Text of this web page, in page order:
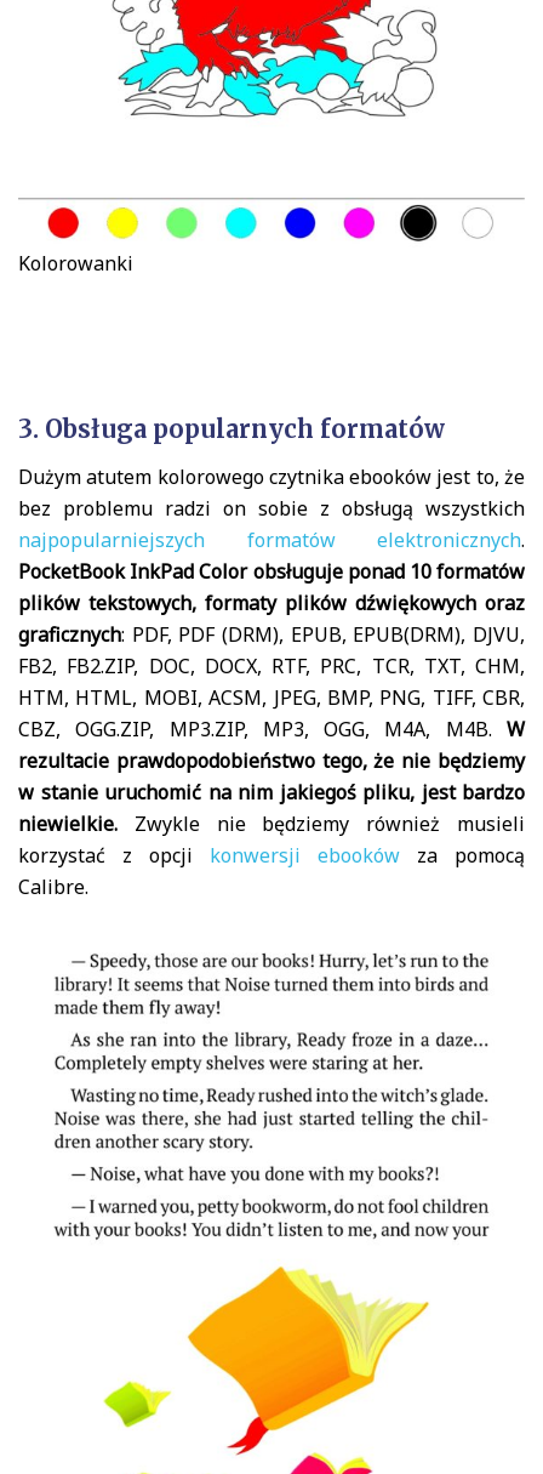
Kolorowanki
3. Obsługa popularnych formatów
Dużym atutem kolorowego czytnika ebooków jest to, że
bez problemu radzi on sobie z obsługą wszystkich
najpopularniejszych formatów elektronicznych.
PocketBook InkPad Color obsługuje ponad 10 formatów
plików tekstowych, formaty plików dźwiękowych oraz
graficznych: PDF, PDF (DRM), EPUB, EPUB(DRM), DJVU,
FB2, FB2.ZIP, DOC, DOCX, RTF, PRC, TCR, TXT, CHM,
HTM, HTML, MOBI, ACSM, JPEG, BMP, PNG, TIFF, CBR,
CBZ, OGG.ZIP, MP3.ZIP, MP3, OGG, M4A, M4B. W
rezultacie prawdopodobieństwo tego, że nie będziemy
w stanie uruchomić na nim jakiegoś pliku, jest bardzo
niewielkie. Zwykle nie będziemy również musieli
korzystać z opcji konwersji ebooków za pomocą
Calibre.